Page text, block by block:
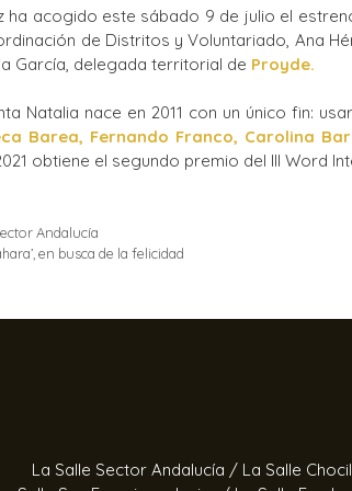
ha acogido este sábado 9 de julio el
de Distritos y Voluntariado, Ana
García, delegada territorial de Proyde.
Natalia nace en 2011 con un único fin:
Barea, Fernando Franco, Carolina
obtiene el segundo premio del III Word
Andalucía
en busca de la felicidad
La Salle Sector Andalucía / La Salle